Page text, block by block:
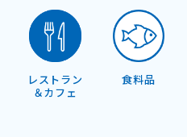
レストラン
＆カフェ
食料品